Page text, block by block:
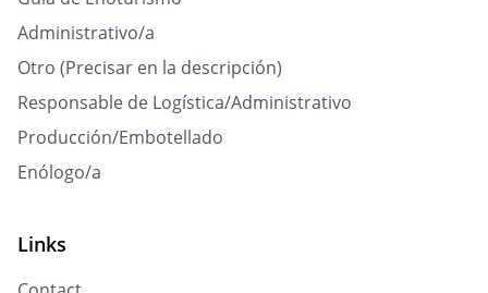
Administrativo/a
Otro (Precisar en la descripción)
Responsable de Logística/Administrativo
Producción/Embotellado
Enólogo/a
Links